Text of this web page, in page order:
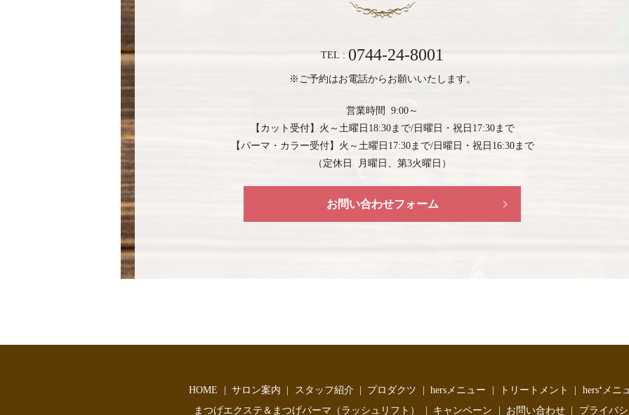
TEL : 0744-24-8001
※ご予約はお電話からお願いいたします。
営業時間 9:00～
【カット受付】 火～土曜日18:30まで/日曜日・祝日17:30まで
【パーマ・カラー受付】 火～土曜日17:30まで/日曜日・祝日16:30まで
（定休日 月曜日、第3火曜日）
お問い合わせフォーム
HOME サロン案内 スタッフ紹介 プロダクツ hersメニュー トリートメント
hers⁺メニ
まつげエクステ＆まつげパーマ（ラッシュリフト）
キャンペーン お問い合わせ プライバ